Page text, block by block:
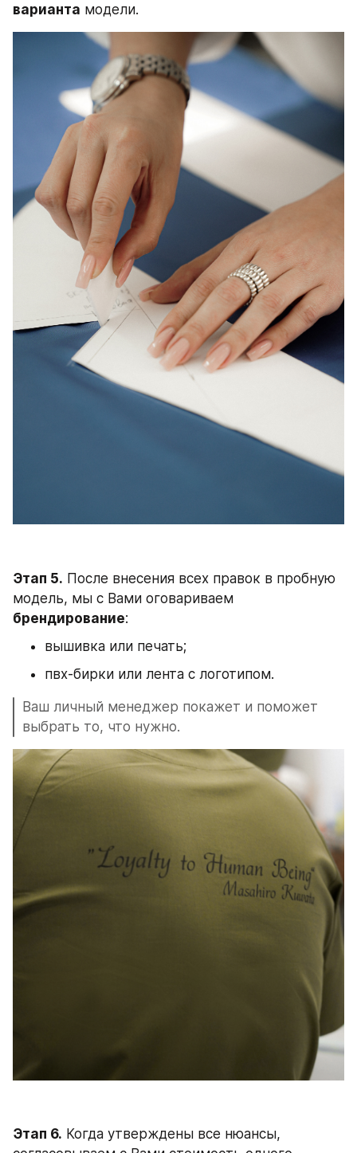
варианта модели.
Этап 5. После внесения всех правок в пробную
брендирование:
вышивка или печать;
⁠пвх-бирки или лента с логотипом.
Ваш личный менеджер покажет и поможет
выбрать то, что нужно.
Этап 6. Когда утверждены все нюансы,